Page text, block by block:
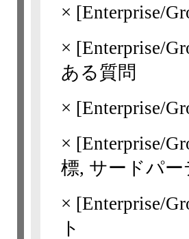
× [Enterprise/
× [Enterprise/
ある質問
× [Enterprise/
× [Enterprise/
標, サードパー
× [Enterprise/
ト